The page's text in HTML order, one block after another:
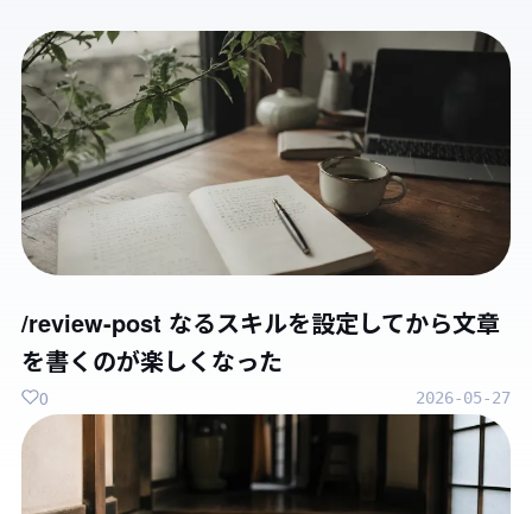
/review-post なるスキルを設定してから文章
を書くのが楽しくなった
2026-05-27
0